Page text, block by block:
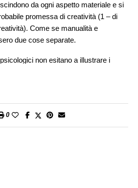
da ogni aspetto materiale e si
promessa di creatività (1 – di
Come se manualità e
due cose separate.
non esitano a illustrare i
manualità scrittoria. Ma minimizzano
quello che la nostra società considera
se proprio vuoi, esatto e
0